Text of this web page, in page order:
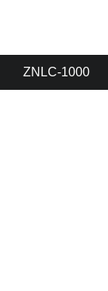
ZNLC-1000